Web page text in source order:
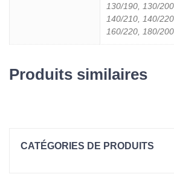
130/190, 130/
140/210, 140/
160/220, 180/
Produits similaires
CATÉGORIES DE PRODUITS